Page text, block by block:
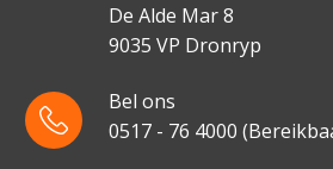
De Alde Mar 8
9035 VP Dronryp
Bel ons
0517 - 76 4000